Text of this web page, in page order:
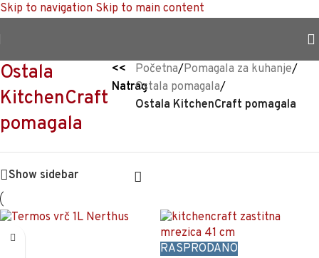
Skip to navigation Skip to main content
Ostala
KitchenCraft
pomagala
<<
Natrag
Početna/Pomagala za kuhanje/
Ostala pomagala/
Ostala KitchenCraft pomagala
Show sidebar
RASPRODANO